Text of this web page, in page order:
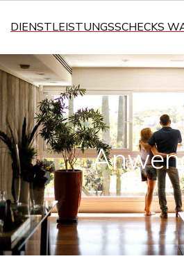
DIENSTLEISTUNGSSCHECKS